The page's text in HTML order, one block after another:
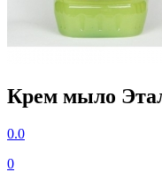
Крем мыло
0.0
0